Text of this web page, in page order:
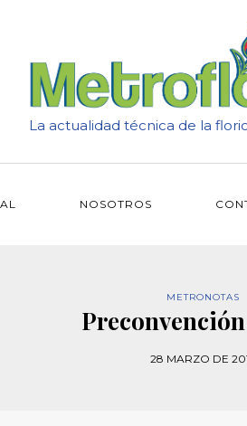
La actualidad técnica de la
NOSOTROS
METRONOTAS
28 MARZO DE